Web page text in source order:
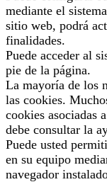
mediante el
sitio web, podrá
finalidades.
Puede acceder al
pie de la página.
La mayoría de los
las cookies.
cookies asociadas
debe consultar la
Puede usted
en su equipo
navegador